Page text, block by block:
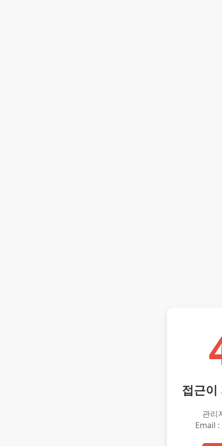
접근이
관리
Email